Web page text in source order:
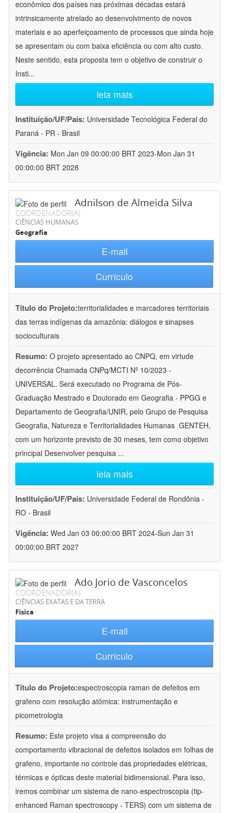
econômico dos países nas próximas décadas estará
intrinsicamente atrelado ao desenvolvimento de novos
materiais e ao aperfeiçoamento de processos que ainda hoje
se apresentam ou com baixa eficiência ou com alto custo.
Neste sentido, esta proposta tem o objetivo de construir o
Insti...
leia mais
Instituição/UF/País: Universidade Tecnológica Federal do
Paraná - PR - Brasil
Vigência: Mon Jan 09 00:00:00 BRT 2023-Mon Jan 31
00:00:00 BRT 2028
Adnilson de Almeida Silva
COORDENADOR(A)
CIÊNCIAS HUMANAS
Geografia
E-mail
Currículo
Título do Projeto:territorialidades e marcadores territoriais
das terras indígenas da amazônia: diálogos e sinapses
socioculturais
Resumo: O projeto apresentado ao CNPQ, em virtude
decorrência Chamada CNPq/MCTI Nº 10/2023 -
UNIVERSAL. Será executado no Programa de Pós-
Graduação Mestrado e Doutorado em Geografia - PPGG e
Departamento de Geografia/UNIR, pelo Grupo de Pesquisa
Geografia, Natureza e Territorialidades Humanas  GENTEH,
com um horizonte previsto de 30 meses, tem como objetivo
principal Desenvolver pesquisa ...
leia mais
Instituição/UF/País: Universidade Federal de Rondônia -
RO - Brasil
Vigência: Wed Jan 03 00:00:00 BRT 2024-Sun Jan 31
00:00:00 BRT 2027
Ado Jorio de Vasconcelos
COORDENADOR(A)
CIÊNCIAS EXATAS E DA TERRA
Física
E-mail
Currículo
Título do Projeto:espectroscopia raman de defeitos em
grafeno com resolução atômica: instrumentação e
picometrologia
Resumo: Este projeto visa a compreensão do
comportamento vibracional de defeitos isolados em folhas de
grafeno, importante no controle das propriedades elétricas,
térmicas e ópticas deste material bidimensional. Para isso,
iremos combinar um sistema de nano-espectroscopia (tip-
enhanced Raman spectroscopy - TERS) com um sistema de